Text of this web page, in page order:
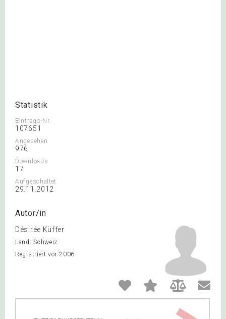
Statistik
Eintrags-Nr.
107651
Angesehen
976
Downloads
17
Aufgeschaltet
29.11.2012
Autor/in
Désirée Küffer
Land: Schweiz
Registriert vor 2006